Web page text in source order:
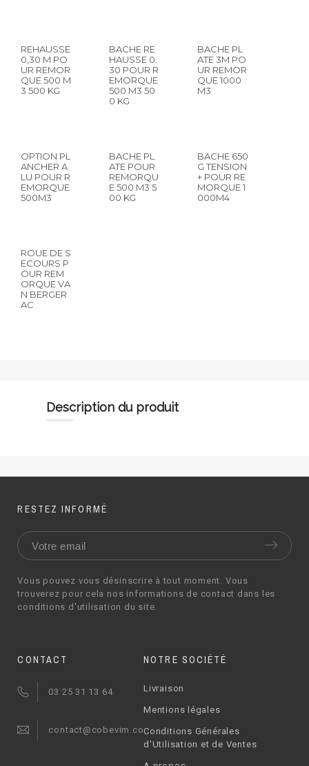
REHAUSSE
0,30 M PO
UR REMOR
QUE 500 M
3 500 KG
BACHE RE
HAUSSE 0.
30 POUR R
EMORQUE
500 M3 50
0 KG
BACHE PL
ATE 3M PO
UR REMOR
QUE 1000
M3
OPTION PL
ANCHER A
LU POUR R
EMORQUE
500M3
BACHE PL
ATE POUR
REMORQU
E 500 M3 5
00 KG
BACHE 650
G TENSION
+ POUR RE
MORQUE 1
000M4
ROUE DE S
ECOURS P
OUR REM
ORQUE VA
N BERGER
AC
description du produit
RESTEZ INFORMÉ
Vous pouvez vous désinscrire à tout moment. Vous
trouverez pour cela nos informations de contact dans les
conditions d'utilisation du site.
CONTACT
03 25 31 13 64
contact@cobevim.com
NOTRE SOCIÉTÉ
Livraison
Mentions légales
Conditions Générales
d'Utilisation et de Ventes